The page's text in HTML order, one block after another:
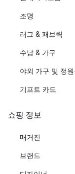
조명
러그 & 패브릭
수납 & 가구
야외 가구 및 정
기프트 카드
쇼핑 정보
매거진
브랜드